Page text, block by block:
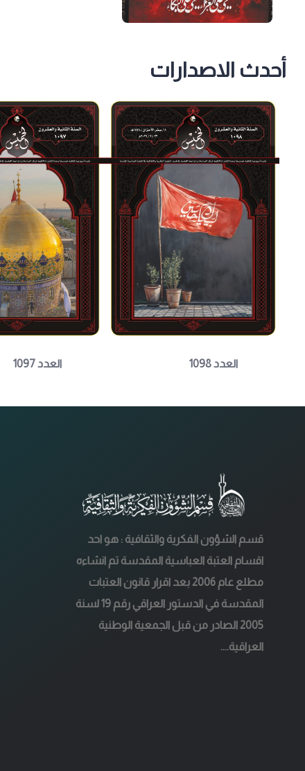
أحدث الاصدارات
العدد 1098 العدد 1097
قسم الشؤون الفكرية والثقافية : هو احد
اقسام العتبة العباسية المقدسة تم انشاءه
مطلع عام 2006 بعد اقرار قانون العتبات
المقدسة في الدستور العراقي رقم 19 لسنة
2005 الصادر من قبل الجمعية الوطنية
العراقية....